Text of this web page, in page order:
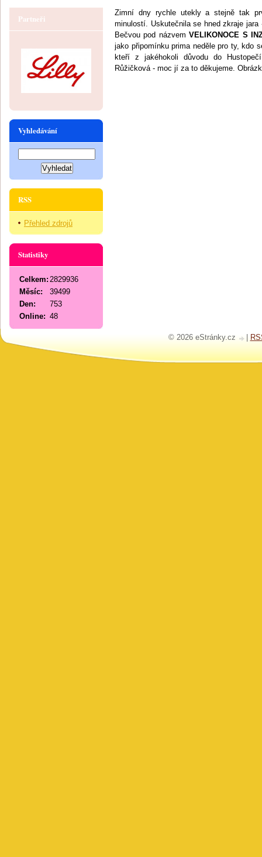
Zimní dny rychle utekly a stejně tak
minulostí. Uskutečnila se hned zkraje
Bečvou pod názvemVELIKONOCE S
jako připomínku prima neděle pro ty, kdo
kteří z jakéhokoli důvodu do
Růžičková - moc jí za to děkujeme.
Partneři
Vyhledávání
RSS
Přehled zdrojů
Statistiky
Online: 48
Celkem: 2829936
Měsíc:
39499
Den:
753
© 2026 eStránky.cz